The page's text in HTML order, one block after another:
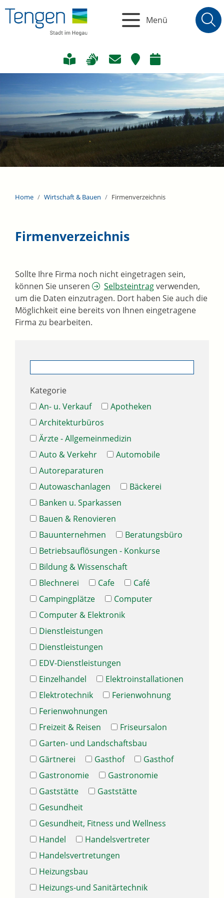
Menü
Home Wirtschaft & Bauen Firmenverzeichnis
Firmenverzeichnis
Sollte Ihre Firma noch nicht eingetragen sein,
können Sie unseren
Selbsteintragverwenden,
um die Daten einzutragen. Dort haben Sie auch die
Möglichkeit eine bereits von Ihnen eingetragene
Firma zu bearbeiten.
Kategorie
An- u. Verkauf
Apotheken
Architekturbüros
Ärzte - Allgemeinmedizin
Auto & Verkehr
Automobile
Autoreparaturen
Autowaschanlagen
Bäckerei
Banken u. Sparkassen
Bauen & Renovieren
Bauunternehmen
Beratungsbüro
Betriebsauflösungen - Konkurse
Bildung & Wissenschaft
Blechnerei
Cafe
Café
Campingplätze
Computer
Computer & Elektronik
Dienstleistungen
Dienstleistungen
EDV-Dienstleistungen
Einzelhandel
Elektroinstallationen
Elektrotechnik
Ferienwohnung
Ferienwohnungen
Freizeit & Reisen
Friseursalon
Garten- und Landschaftsbau
Gärtnerei
Gasthof
Gasthof
Gastronomie
Gastronomie
Gaststätte
Gaststätte
Gesundheit
Gesundheit, Fitness und Wellness
Handel
Handelsvertreter
Handelsvertretungen
Heizungsbau
Heizungs-und Sanitärtechnik